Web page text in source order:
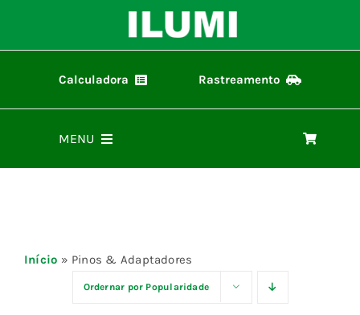
o
Calculadora Rastreamento
MENU
Representantes
Início » Pinos & Adaptadores
Ordernar por Popularidade